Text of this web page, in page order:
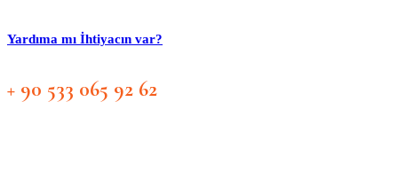
Yardıma mı İhtiyacın var?
+ 90 533 065 92 62